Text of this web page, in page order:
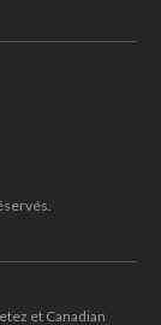
et Canadian